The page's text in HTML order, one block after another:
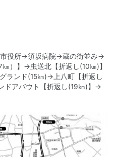
役所→須坂病院→蔵の街並み→
）】→虫送北【折返し(10㎞)】
ンド(15㎞)→上八町【折返し
アバウト【折返し(19㎞)】→